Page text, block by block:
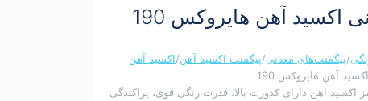
اکسید آهن هایروکس 190
/پیگمنت‌های معدنی/پیگمنت اکسید آهن/اکسید آهن
آهن هایروکس 190
آهن دارای کدورت بالا، قدرت رنگی قوی، پراکندگی